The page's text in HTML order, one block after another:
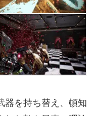
器を持ち替え、頓知